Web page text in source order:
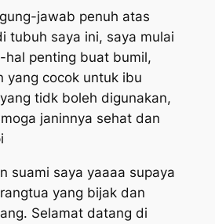
jawab penuh atas
tubuh saya ini, saya mulai
hal penting buat bumil,
yang cocok untuk ibu
tidk boleh digunakan,
janinnya sehat dan
suami saya yaaaa supaya
yang bijak dan
Selamat datang di